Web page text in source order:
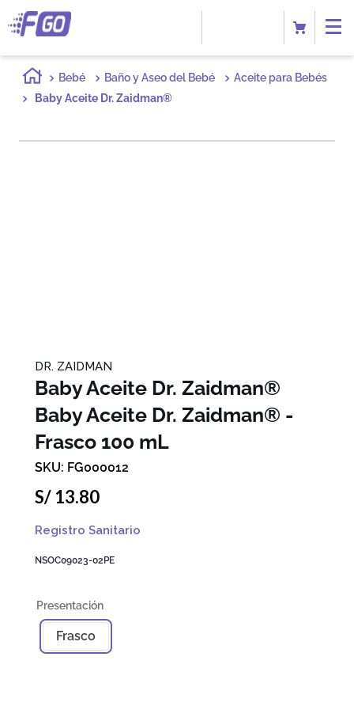
Bebé Baño y Aseo del Bebé
Aceite para Bebés
Baby Aceite Dr. Zaidman®
DR. ZAIDMAN
Baby Aceite Dr. Zaidman®
Baby Aceite Dr. Zaidman® -
Frasco 100 mL
FG000012
S/ 13.80
Registro Sanitario
NSOC09023-02PE
Frasco